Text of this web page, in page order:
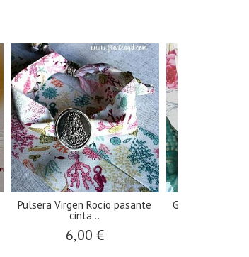
Pulsera Virgen Rocío pasante
cinta...
6,00 €
Gargantilla